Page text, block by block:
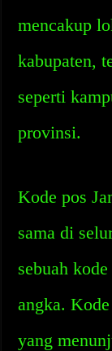
mencakup
kabupaten,
seperti
provinsi.
Kode pos
sama di
sebuah
angka.
yang